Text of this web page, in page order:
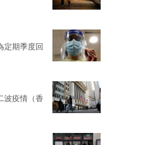
定期季度回
波疫情（香